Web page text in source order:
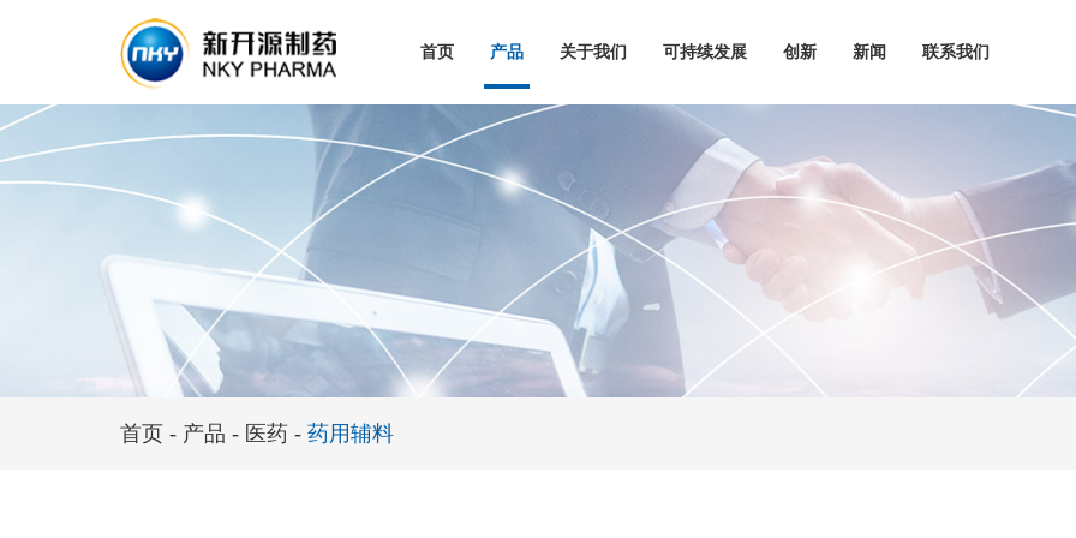
首页 产品 关于我们 可持续发展 创新 新闻 联系我们
首页 - 产品 - 医药 - 药用辅料